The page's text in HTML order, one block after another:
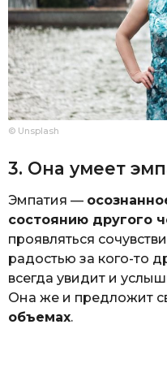
© Unsplash
3. Она умеет
Эмпатия —
состоянию другого
проявляться
радостью за кого-то
всегда увидит и
Она же и предложит
объемах.